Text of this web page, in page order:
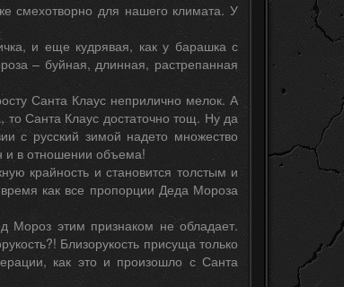
смехотворно для нашего климата. У
и еще кудрявая, как у барашка с
– буйная, длинная, растрепанная
Санта Клаус неприлично мелок. А
то Санта Клаус достаточно тощ. Ну да
с русский зимой надето множество
и в отношении объема!
крайность и становится толстым и
как все пропорции Деда Мороза
Мороз этим признаком не обладает.
Близорукость присуща только
как это и произошло с Санта